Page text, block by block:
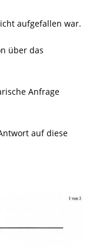
aufgefallen war.
über das
Anfrage
auf diese